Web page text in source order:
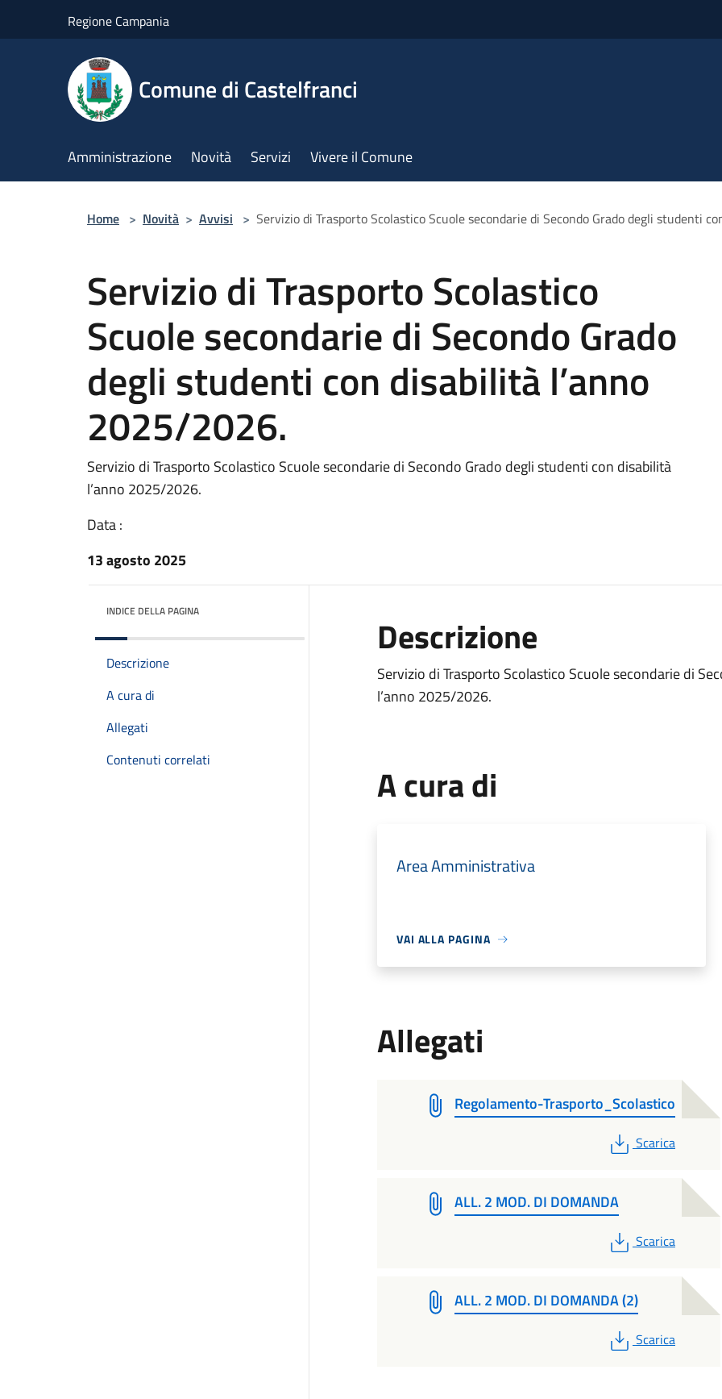
Regione Campania
Comune di Castelfranci
Amministrazione Novità Servizi Vivere il Comune
Home > Novità > Avvisi > Servizio di Trasporto Scolastico Scuole secondarie di Secondo Grado degli studenti
Servizio di Trasporto Scolastico
Scuole secondarie di Secondo Grado
degli studenti con disabilità l’anno
2025/2026.
Servizio di Trasporto Scolastico Scuole secondarie di Secondo Grado degli studenti con disabilità
l’anno 2025/2026.
Data :
13 agosto 2025
INDICE DELLA PAGINA
Descrizione
A cura di
Allegati
Contenuti correlati
Descrizione
Servizio di Trasporto Scolastico Scuole secondarie di
l’anno 2025/2026.
A cura di
Area Amministrativa
VAI ALLA PAGINA
Allegati
Regolamento-Trasporto_Scolastico
PDF
Scarica
ALL. 2 MOD. DI DOMANDA
PDF
Scarica
ALL. 2 MOD. DI DOMANDA (2)
PDF
Scarica